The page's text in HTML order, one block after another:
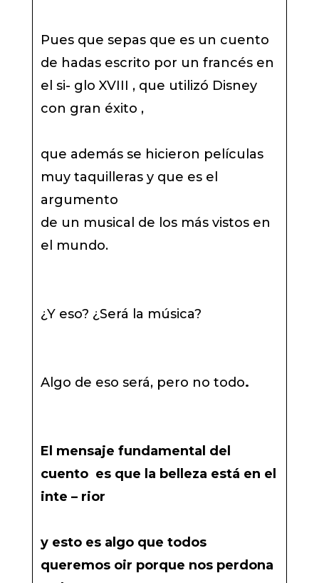
Pues que sepas que es un cuento
de hadas escrito por un francés en
el si- glo XVIII , que utilizó Disney
con gran éxito ,
que además se hicieron películas
muy taquilleras y que es el
argumento
de un musical de los más vistos en
el mundo.
¿Y eso? ¿Será la música?
Algo de eso será, pero no todo.
El mensaje fundamental del
cuento es que la belleza está en el
inte – rior
y esto es algo que todos
queremos oir porque nos perdona